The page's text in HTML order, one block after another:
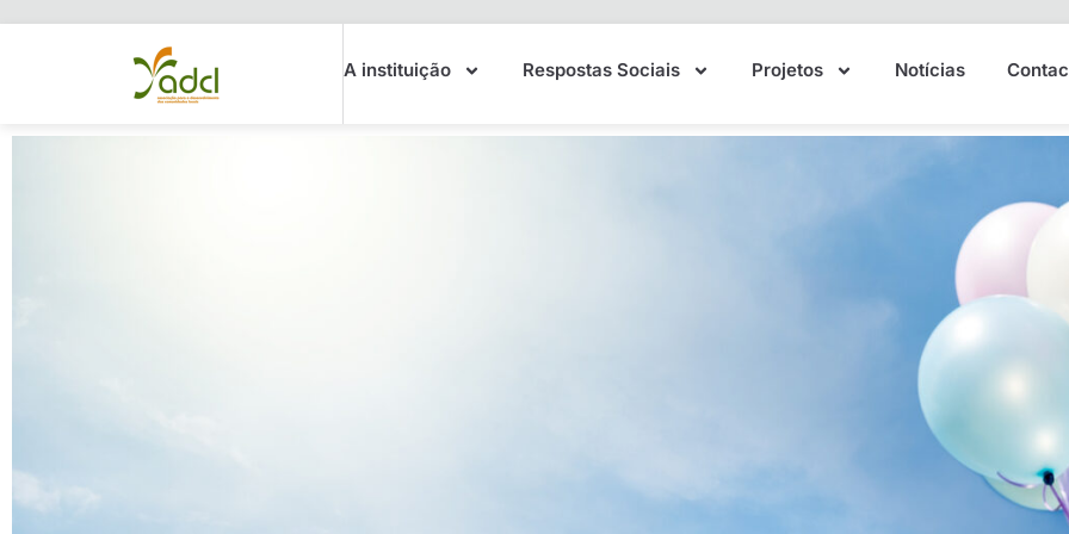
A instituição Respostas Sociais Projetos Notícias